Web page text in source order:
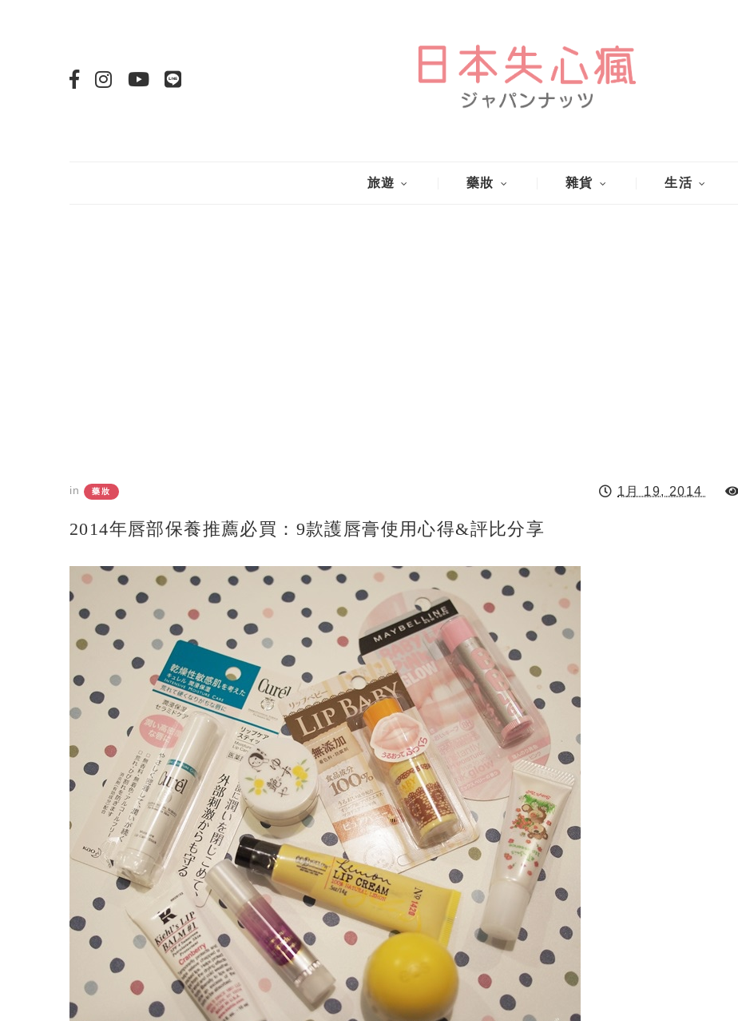
旅遊 藥妝 雜貨 生活
in 藥妝 1月 19, 2014
2014年唇部保養推薦必買：9款護唇膏使用心得&評比分享